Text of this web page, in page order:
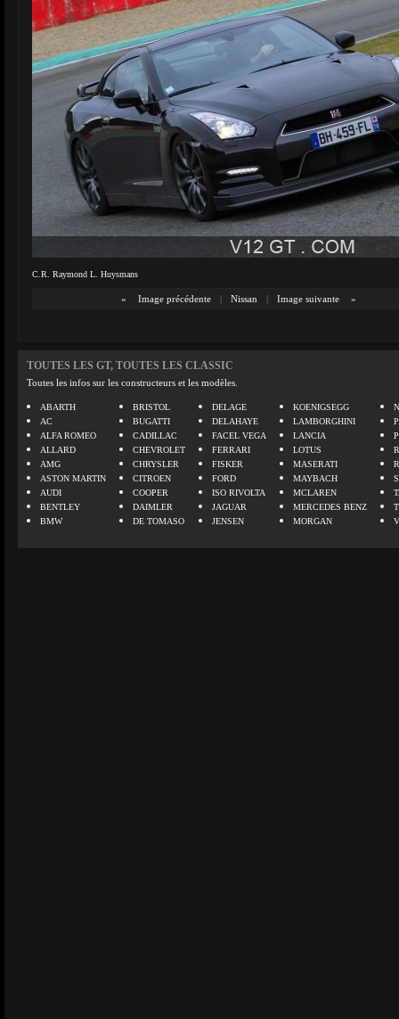
C.R. Raymond L. Huysmans
« Image précédente | Nissan | Image suivante »
TOUTES LES GT, TOUTES LES CLASSIC
Toutes les infos sur les constructeurs et les modèles.
ABARTH
AC
ALFA ROMEO
ALLARD
AMG
ASTON MARTIN
AUDI
BENTLEY
BMW
BRISTOL
BUGATTI
CADILLAC
CHEVROLET
CHRYSLER
CITROEN
COOPER
DAIMLER
DE TOMASO
DELAGE
DELAHAYE
FACEL VEGA
FERRARI
FISKER
FORD
ISO RIVOLTA
JAGUAR
JENSEN
KOENIGSEGG
LAMBORGHINI
LANCIA
LOTUS
MASERATI
MAYBACH
MCLAREN
MERCEDES BENZ
MORGAN